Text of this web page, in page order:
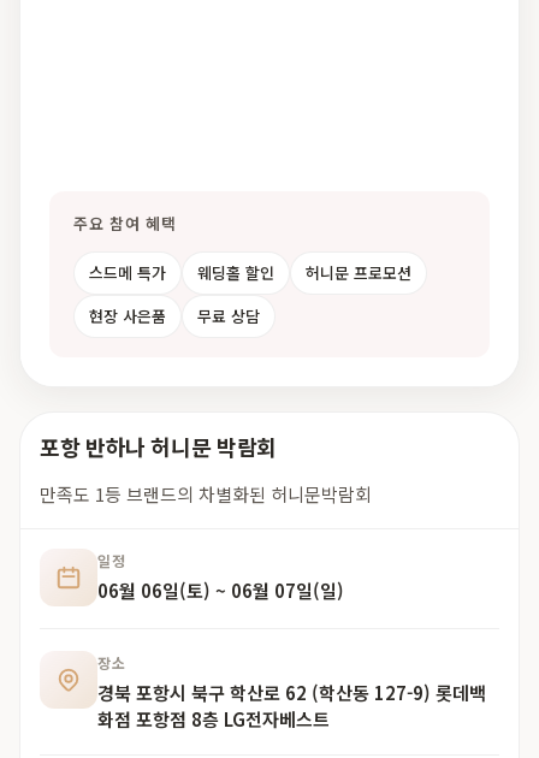
주요 참여 혜택
스드메 특가 웨딩홀 할인
허니문 프로모션
현장 사은품
무료 상담
포항 반하나 허니문 박람회
만족도 1등 브랜드의 차별화된 허니문박람회
일정
06월 06일(토) ~ 06월 07일(일)
장소
경북 포항시 북구 학산로 62 (학산동 127-9) 롯데백
화점 포항점 8층 LG전자베스트